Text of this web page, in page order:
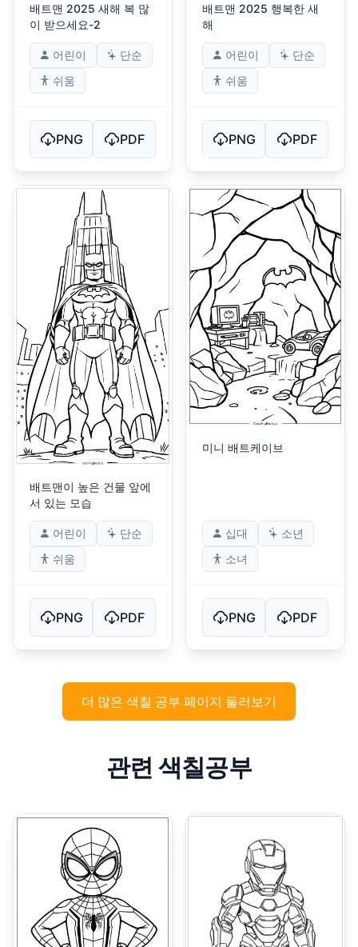
배트맨 2025 새해 복 많
이 받으세요-2
어린이
단순
쉬움
PNG PDF
배트맨 2025 행복한 새
해
어린이
단순
쉬움
PNG PDF
배트맨이 높은 건물 앞에
서 있는 모습
어린이
단순
쉬움
PNG PDF
미니 배트케이브
십대
소년
소녀
PNG PDF
더 많은 색칠 공부 페이지 둘러보기
관련 색칠공부